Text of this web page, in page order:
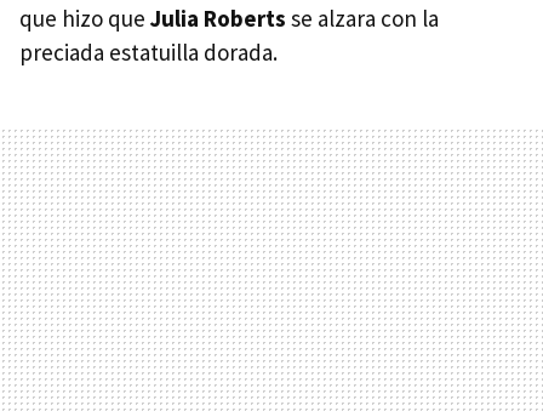
que hizo que Julia Roberts se alzara con la
preciada estatuilla dorada.